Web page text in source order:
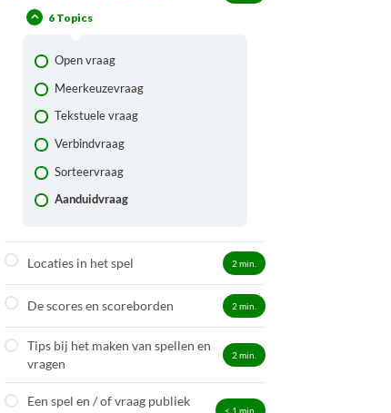
6 Topics
Open vraag
Meerkeuzevraag
Tekstuele vraag
Verbindvraag
Sorteervraag
Aanduidvraag
Locaties in het spel 2 min.
De scores en scoreborden 2 min.
Tips bij het maken van spellen en
vragen
2 min.
Een spel en / of vraag publiek
< 1 min.